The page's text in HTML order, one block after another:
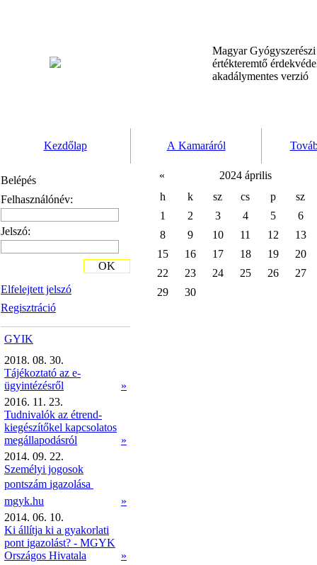
Magyar
értékteremtő
akadálymentes verzió
Kezdőlap A Kamaráról
Belépés
Felhasználónév:
Jelszó:
Elfelejtett jelszó
Regisztráció
OK
GYIK
2018. 08. 30.
Tájékoztató az e-
ügyintézésről
»
2016. 11. 23.
Tudnivalók az étrend-
kiegészítőkel kapcsolatos
megállapodásról
»
2014. 09. 22.
Személyi jogosok
pontszám igazolása 
mgyk.hu
»
2014. 06. 10.
Ki állítja ki a gyakorlati
pont igazolást? - MGYK
Országos Hivatala
»
«
2024 április
h
k sz cs p
sz
1
2 3 4 5
6
8
9 10 11 12
13
15
16 17 18 19
20
22
23 24 25 26
27
29
30